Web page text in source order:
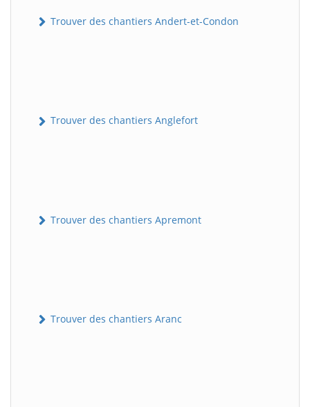
Trouver des chantiers Andert-et-Condon
Trouver des chantiers Anglefort
Trouver des chantiers Apremont
Trouver des chantiers Aranc